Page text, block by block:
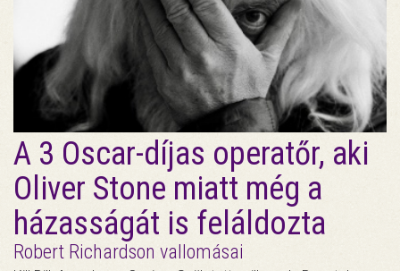
A 3 Oscar-díjas operatőr, aki
Oliver Stone miatt még a
házasságát is feláldozta
Robert Richardson vallomásai